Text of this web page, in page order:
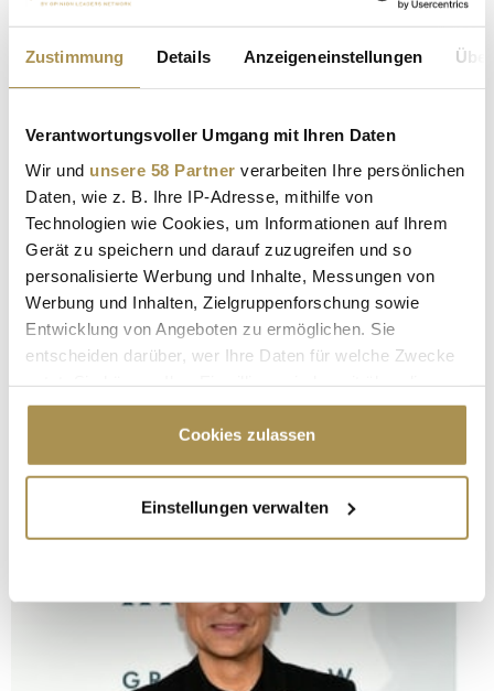
Zustimmung Details Anzeigeneinstellungen
Verantwortungsvoller Umgang mit Ihren Daten
Wir und unsere 58 Partner verarbeiten Ihre persönlichen
Daten, wie z. B. Ihre IP-Adresse, mithilfe von
Technologien wie Cookies, um Informationen auf Ihrem
Gerät zu speichern und darauf zuzugreifen und so
personalisierte Werbung und Inhalte, Messungen von
Werbung und Inhalten, Zielgruppenforschung sowie
Entwicklung von Angeboten zu ermöglichen. Sie
entscheiden darüber, wer Ihre Daten für welche Zwecke
Cookie-Erklärung oder durch Klicken auf das Privacy
Trigger Symbol ändern oder widerrufen
Informationen über Ihre geografische Lage
erfassen, welche bis auf einige Meter genau sein
bestimmten Merkmalen (Fingerprinting) identifizieren
Erfahren Sie mehr darüber, wie Ihre persönlichen Daten
verarbeitet werden, und legen Sie Ihre Präferenzen im
Cookies zulassen
Einstellungen verwalten